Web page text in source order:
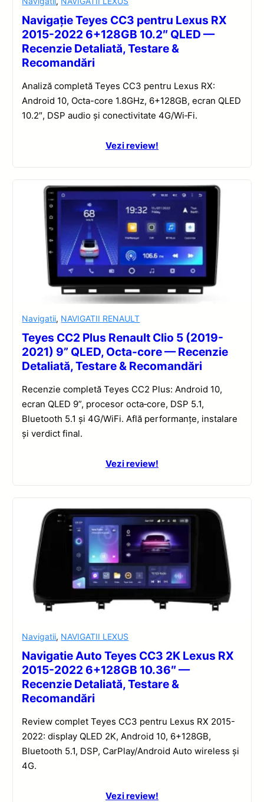
Navigație Teyes CC3 pentru Lexus RX
2015-2022 6+128GB 10.2″ QLED —
Recenzie Detaliată, Testare &
Recomandări
Analiză completă Teyes CC3 pentru Lexus RX:
Android 10, Octa-core 1.8GHz, 6+128GB, ecran QLED
10.2″, DSP audio și conectivitate 4G/Wi‑Fi.
Vezi review!
Navigatii, NAVIGATII RENAULT
Teyes CC2 Plus Renault Clio 5 (2019-
2021) 9” QLED, Octa-core — Recenzie
Detaliată, Testare & Recomandări
Recenzie completă Teyes CC2 Plus: Android 10,
ecran QLED 9”, procesor octa‑core, DSP 5.1,
Bluetooth 5.1 și 4G/WiFi. Află performanțe, instalare
și verdict final.
Vezi review!
Navigatii, NAVIGATII LEXUS
Navigatie Auto Teyes CC3 2K Lexus RX
2015-2022 6+128GB 10.36″ —
Recenzie Detaliată, Testare &
Recomandări
Review complet Teyes CC3 pentru Lexus RX 2015-
2022: display QLED 2K, Android 10, 6+128GB,
Bluetooth 5.1, DSP, CarPlay/Android Auto wireless și
4G.
Vezi review!